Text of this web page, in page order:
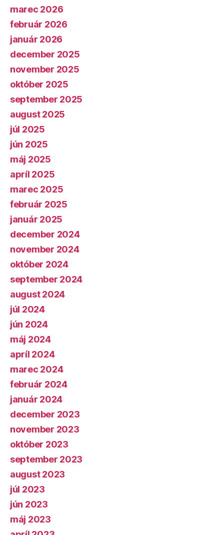
marec 2026
február 2026
január 2026
december 2025
november 2025
október 2025
september 2025
august 2025
júl 2025
jún 2025
máj 2025
apríl 2025
marec 2025
február 2025
január 2025
december 2024
november 2024
október 2024
september 2024
august 2024
júl 2024
jún 2024
máj 2024
apríl 2024
marec 2024
február 2024
január 2024
december 2023
november 2023
október 2023
september 2023
august 2023
júl 2023
jún 2023
máj 2023